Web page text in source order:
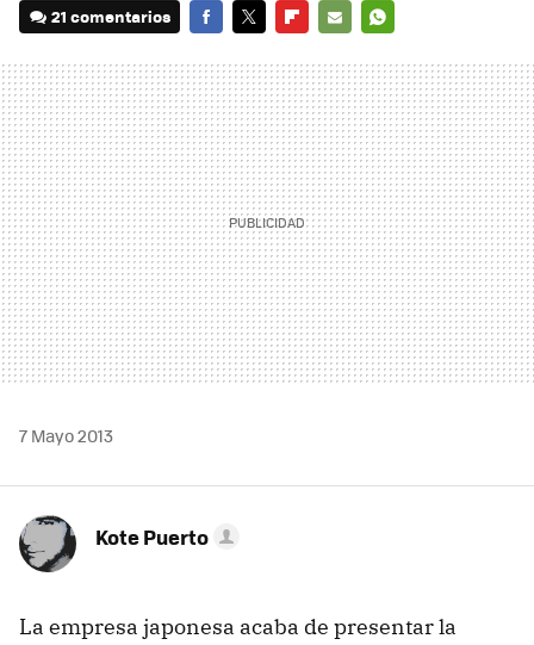
21 comentarios
MAIL
7 Mayo 2013
Kote Puerto
La empresa japonesa acaba de presentar la